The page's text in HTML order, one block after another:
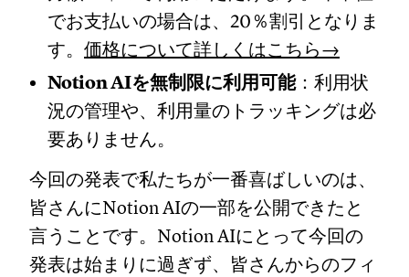
でお支払いの場合は、20％割引となりま
す。 価格について詳しくはこちら→
Notion AIを無制限に利用可能：利用状
況の管理や、利用量のトラッキングは必
要ありません。
今回の発表で私たちが一番喜ばしいのは、
皆さんにNotion AIの一部を公開できたと
言うことです。Notion AIにとって今回の
発表は始まりに過ぎず、皆さんからのフィ